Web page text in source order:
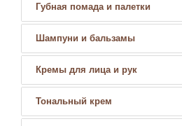
Губная помада и палетки
Шампуни и бальзамы
Кремы для лица и рук
Тональный крем